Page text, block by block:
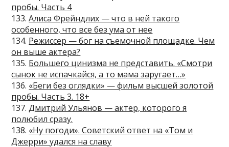
пробы. Часть 4
133.Алиса Фрейндлих — что в ней такого
особенного, что все без ума от нее
134. Режиссер — бог на съемочной площадке. Чем
он выше актера?
135. Большего цинизма не представить. «Смотри
сынок не испачкайся, а то мама заругает…»
136. «Беги без оглядки» — фильм высшей золотой
пробы. Часть 3. 18+
137.Дмитрий Ульянов — актер, которого я
полюбил сразу.
138. «Ну погоди». Советский ответ на «Том и
Джерри» удался на славу